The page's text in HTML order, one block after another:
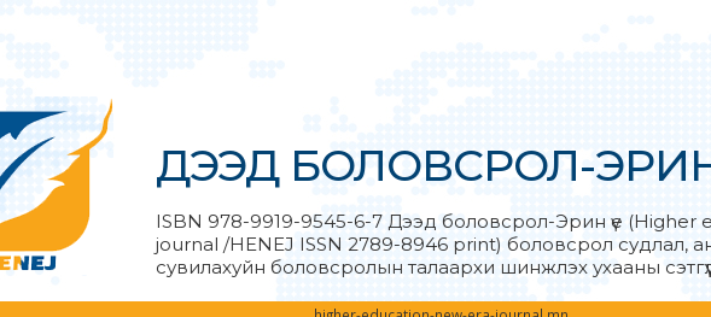
ДЭЭД БОЛОВСРОЛ-ЭРИН
ISBN 978-9919-9545-6-7 Дээд боловсрол-Эрин үе (Higher
journal /HENEJ ISSN 2789-8946 print) боловсрол судлал,
сувилахуйн боловсролын талаархи шинжлэх ухааны